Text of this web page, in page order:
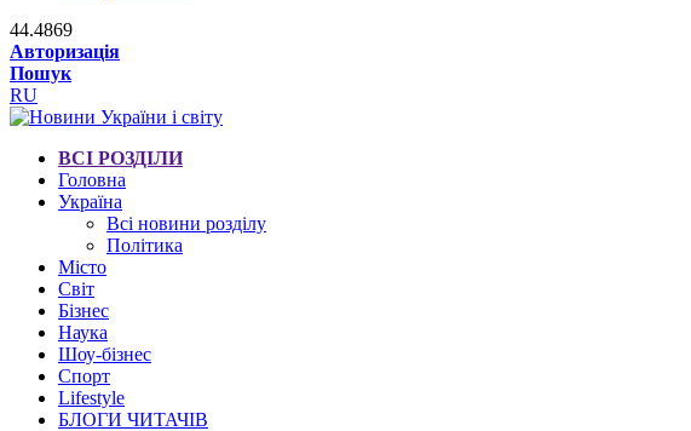
44.4869
Авторизація
Пошук
RU
ВСІ РОЗДІЛИ
Головна
Україна
Всі новини розділу
Політика
Місто
Світ
Бізнес
Наука
Шоу-бізнес
Спорт
Lifestyle
БЛОГИ ЧИТАЧІВ